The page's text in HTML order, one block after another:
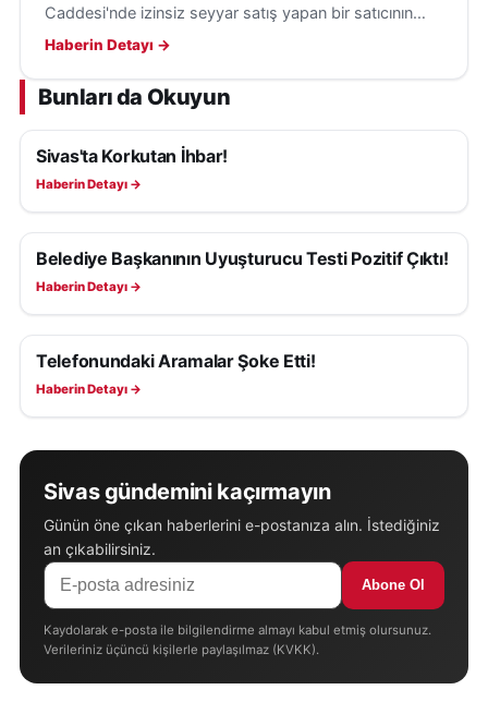
Caddesi'nde izinsiz seyyar satış yapan bir satıcının
tezgâhını kaldırarak denetimlerini sürdürüyor.
Haberin Detayı →
Bunları da Okuyun
ASAYIŞ
Sivas'ta Korkutan İhbar!
Haberin Detayı →
ASAYIŞ
Belediye Başkanının Uyuşturucu Testi Pozitif Çıktı!
Haberin Detayı →
ASAYIŞ
Telefonundaki Aramalar Şoke Etti!
Haberin Detayı →
Sivas gündemini kaçırmayın
Günün öne çıkan haberlerini e-postanıza alın. İstediğiniz
an çıkabilirsiniz.
Abone Ol
Kaydolarak e-posta ile bilgilendirme almayı kabul etmiş olursunuz.
Verileriniz üçüncü kişilerle paylaşılmaz (KVKK).